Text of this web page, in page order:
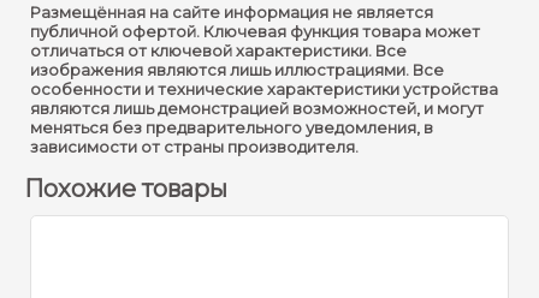
Модель : DS-K2602T
Рабочее напряжение : DC 12В/1A
Процессор : 32-бит
Размещённая на сайте информация не является
публичной офертой. Ключевая функция товара может
отличаться от ключевой характеристики. Все
изображения являются лишь иллюстрациями. Все
особенности и технические характеристики устройства
являются лишь демонстрацией возможностей, и могут
меняться без предварительного уведомления, в
зависимости от страны производителя.
Похожие товары